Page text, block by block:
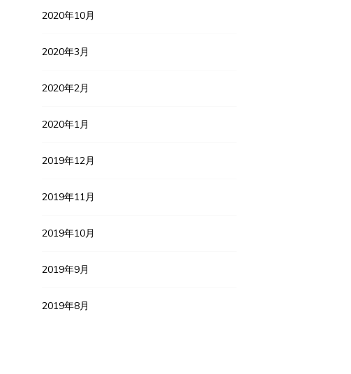
2020年10月
2020年3月
2020年2月
2020年1月
2019年12月
2019年11月
2019年10月
2019年9月
2019年8月